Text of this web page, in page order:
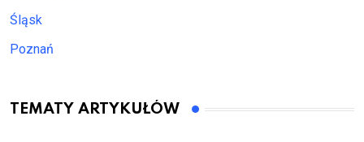
Śląsk
Poznań
TEMATY ARTYKUŁÓW